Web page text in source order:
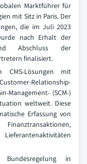
Marktführer für
mit Sitz in Paris. Der
die im Juli 2023
nach Erhalt der
Abschluss der
finalisiert.
CMS-Lösungen mit
Relationship-
Management- (SCM-)
weltweit. Diese
Erfassung von
in